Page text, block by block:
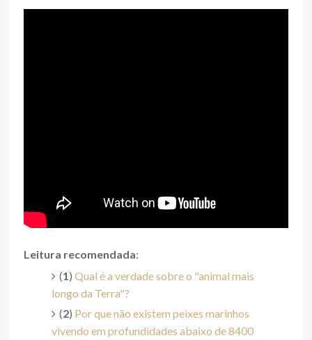
Leitura recomendada:
(1) Qual é a verdade sobre o "animal mais
longo da Terra"?
(2) Por que não existem peixes marinhos
vivendo em profundidades abaixo de 8400